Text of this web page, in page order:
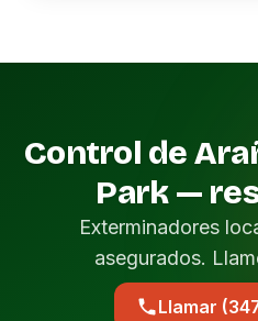
Control de
Park —
Exterminadores
asegurados.
Llamar